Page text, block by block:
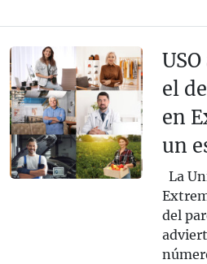
el
en
un
La
del